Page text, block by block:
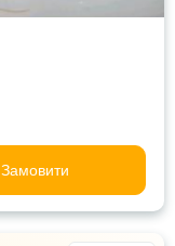
Замовити